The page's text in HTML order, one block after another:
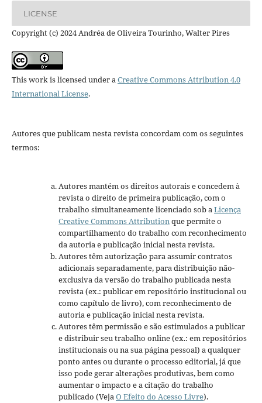
LICENSE
Copyright (c) 2024 Andréa de Oliveira Tourinho, Walter Pires
This work is licensed under aCreative Commons Attribution 4.0
International License.
Autores que publicam nesta revista concordam com os seguintes
termos:
Autores mantém os direitos autorais e concedem à
revista o direito de primeira publicação, com o
trabalho simultaneamente licenciado sob aLicença
Creative Commons Attributionque permite o
compartilhamento do trabalho com reconhecimento
da autoria e publicação inicial nesta revista.
Autores têm autorização para assumir contratos
adicionais separadamente, para distribuição não-
exclusiva da versão do trabalho publicada nesta
revista (ex.: publicar em repositório institucional ou
como capítulo de livro), com reconhecimento de
autoria e publicação inicial nesta revista.
Autores têm permissão e são estimulados a publicar
e distribuir seu trabalho online (ex.: em repositórios
institucionais ou na sua página pessoal) a qualquer
ponto antes ou durante o processo editorial, já que
isso pode gerar alterações produtivas, bem como
aumentar o impacto e a citação do trabalho
publicado (VejaO Efeito do Acesso Livre).